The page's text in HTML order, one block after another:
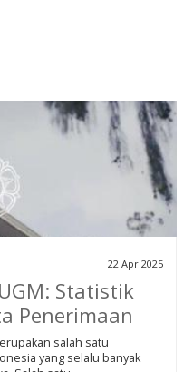
22 Apr 2025
Statistik
Penerimaan
salah satu
yang selalu banyak